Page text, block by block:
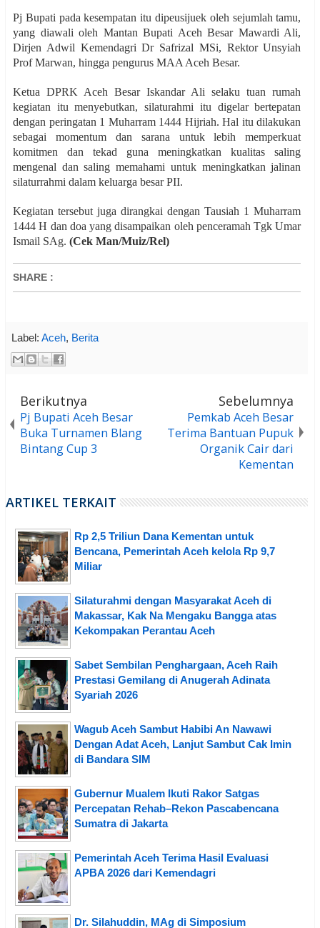
Pj Bupati pada kesempatan itu dipeusijuek oleh sejumlah tamu,
yang diawali oleh Mantan Bupati Aceh Besar Mawardi Ali,
Dirjen Adwil Kemendagri Dr Safrizal MSi, Rektor Unsyiah
Prof Marwan, hingga pengurus MAA Aceh Besar.
Ketua DPRK Aceh Besar Iskandar Ali selaku tuan rumah
kegiatan itu menyebutkan, silaturahmi itu digelar bertepatan
dengan peringatan 1 Muharram 1444 Hijriah. Hal itu dilakukan
sebagai momentum dan sarana untuk lebih memperkuat
komitmen dan tekad guna meningkatkan kualitas saling
mengenal dan saling memahami untuk meningkatkan jalinan
silaturrahmi dalam keluarga besar PII.
Kegiatan tersebut juga dirangkai dengan Tausiah 1 Muharram
1444 H dan doa yang disampaikan oleh penceramah Tgk Umar
Ismail SAg. (Cek Man/Muiz/Rel)
SHARE :
Label: Aceh, Berita
Berikutnya
Pj Bupati Aceh Besar
Buka Turnamen Blang
Bintang Cup 3
Sebelumnya
Pemkab Aceh Besar
Terima Bantuan Pupuk
Organik Cair dari
Kementan
ARTIKEL TERKAIT
Rp 2,5 Triliun Dana Kementan untuk
Bencana, Pemerintah Aceh kelola Rp 9,7
Miliar
Silaturahmi dengan Masyarakat Aceh di
Makassar, Kak Na Mengaku Bangga atas
Kekompakan Perantau Aceh
Sabet Sembilan Penghargaan, Aceh Raih
Prestasi Gemilang di Anugerah Adinata
Syariah 2026
Wagub Aceh Sambut Habibi An Nawawi
Dengan Adat Aceh, Lanjut Sambut Cak Imin
di Bandara SIM
Gubernur Mualem Ikuti Rakor Satgas
Percepatan Rehab–Rekon Pascabencana
Sumatra di Jakarta
Pemerintah Aceh Terima Hasil Evaluasi
APBA 2026 dari Kemendagri
Dr. Silahuddin, MAg di Simposium